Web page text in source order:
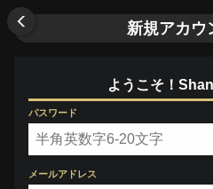
新規アカウ
ようこそ！
パスワード
メールアドレス